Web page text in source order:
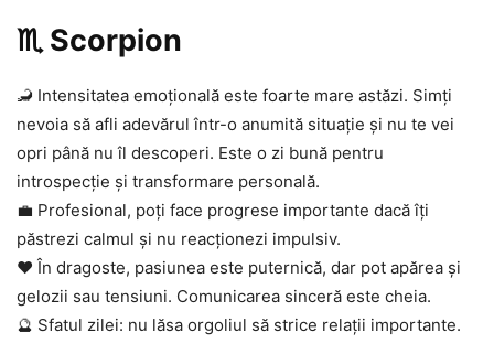
♏ Scorpion
🦂 Intensitatea emoțională este foarte mare astăzi. Simți
nevoia să afli adevărul într-o anumită situație și nu te vei
opri până nu îl descoperi. Este o zi bună pentru
introspecție și transformare personală.
💼 Profesional, poți face progrese importante dacă îți
păstrezi calmul și nu reacționezi impulsiv.
❤️ În dragoste, pasiunea este puternică, dar pot apărea și
gelozii sau tensiuni. Comunicarea sinceră este cheia.
🔮 Sfatul zilei: nu lăsa orgoliul să strice relații importante.